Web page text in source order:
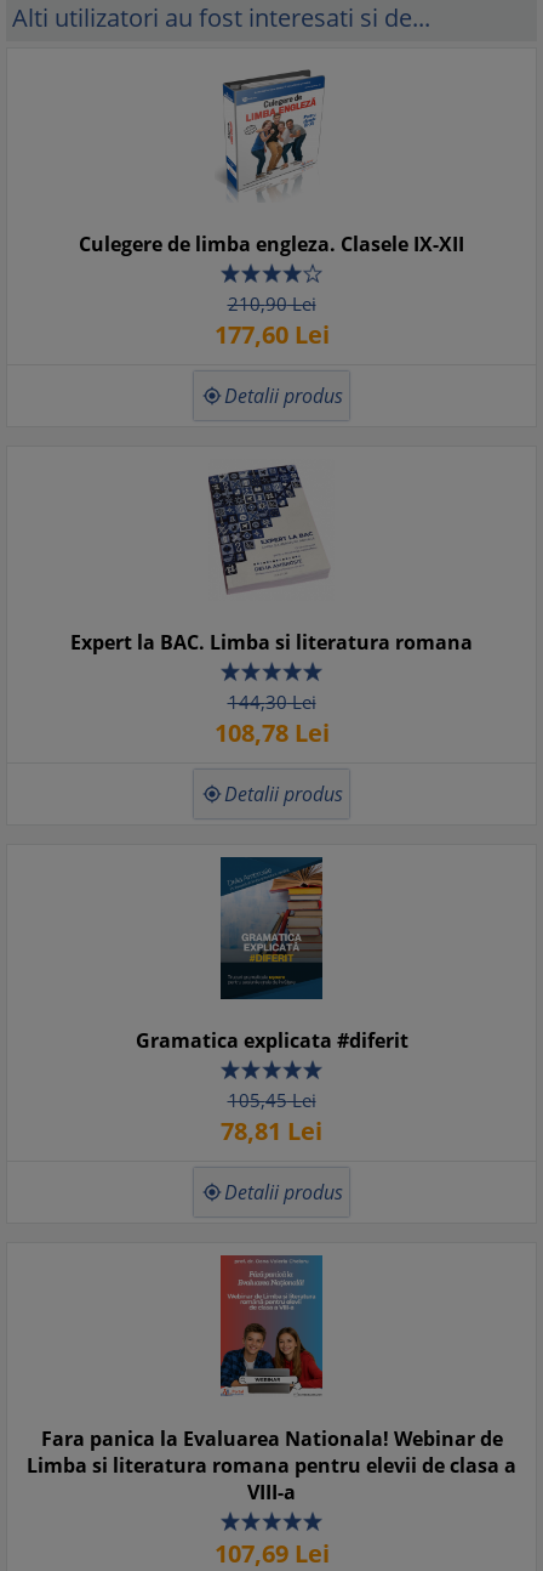
Alti utilizatori au fost interesati si de...
Culegere de limba engleza. Clasele IX-XII
210,90Lei
177,60Lei
 Detalii produs
Expert la BAC. Limba si literatura romana
144,30Lei
108,78Lei
 Detalii produs
Gramatica explicata #diferit
105,45Lei
78,81 Lei
 Detalii produs
Fara panica la Evaluarea Nationala! Webinar de
Limba si literatura romana pentru elevii de clasa a
VIII-a
107,69Lei